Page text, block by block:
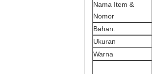
Nama Item &
Nomor
Bahan:
Ukuran
Warna